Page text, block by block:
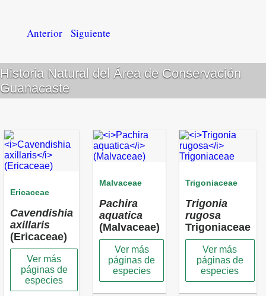
Anterior Siguiente
Historia Natural del Área de Conservación
Guanacaste
Ericaceae
Cavendishia
axillaris
(Ericaceae)
Ver más
páginas de
especies
Malvaceae
Pachira
aquatica
(Malvaceae)
Ver más
páginas de
especies
Trigoniaceae
Trigonia
rugosa
Trigoniaceae
Ver más
páginas de
especies